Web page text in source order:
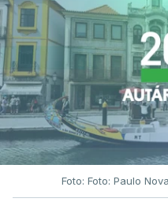
Foto: Foto: Paulo